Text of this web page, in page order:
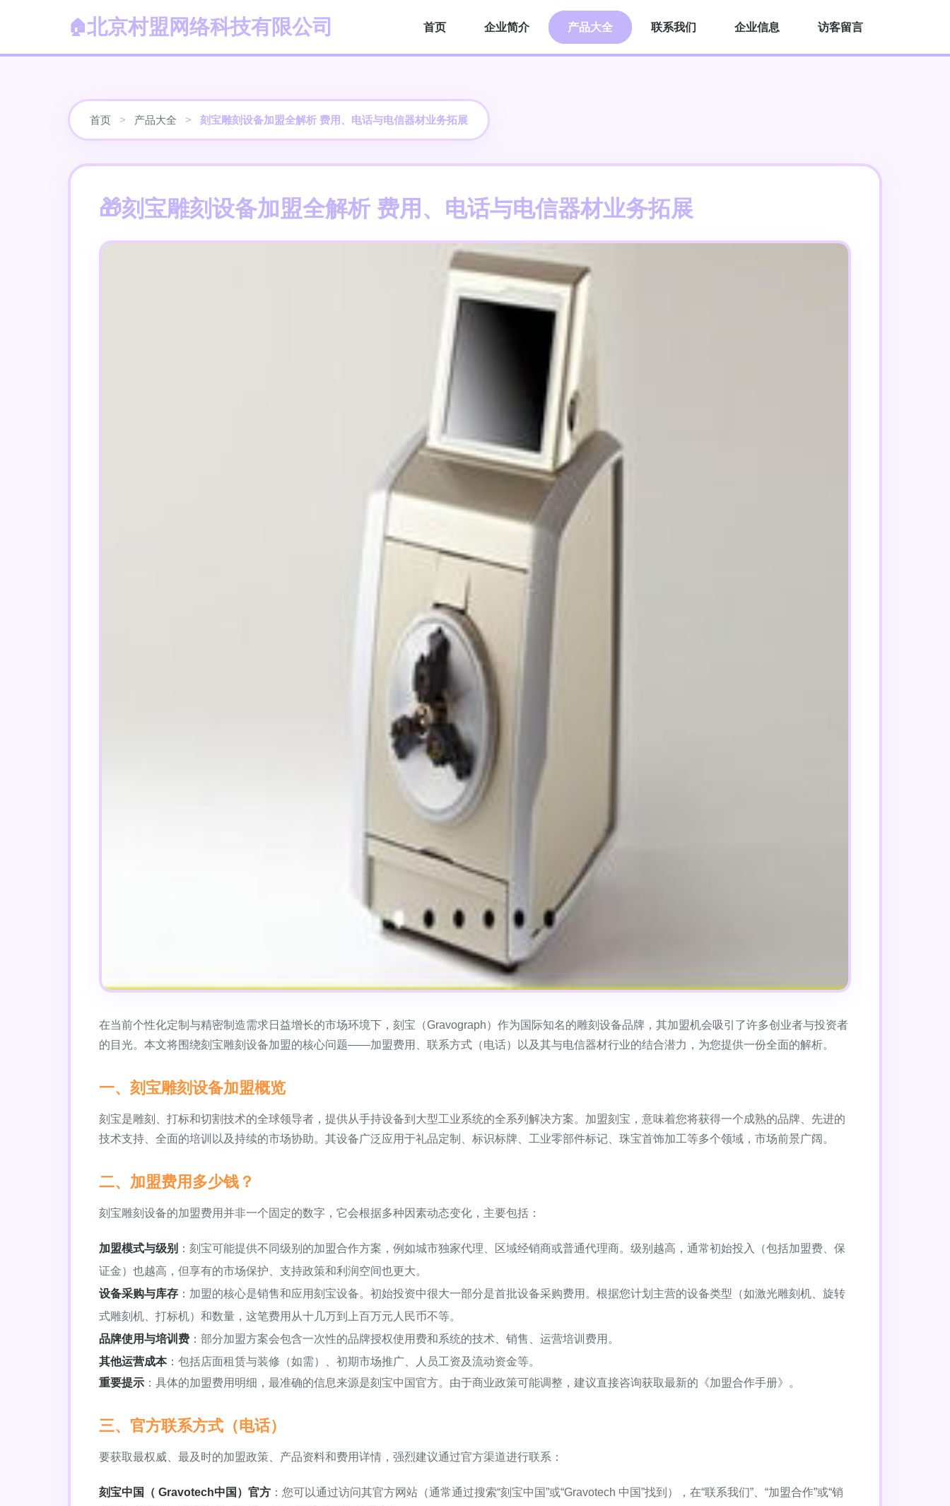
北京村盟网络科技有限公司 首页 企业简介 产品大全 联系我们 企业信息 访客留言
首页 > 产品大全 > 刻宝雕刻设备加盟全解析 费用、电话与电信器材业务拓展
刻宝雕刻设备加盟全解析 费用、电话与电信器材业务拓展
在当前个性化定制与精密制造需求日益增长的市场环境下，刻宝（Gravograph）作为国际知名的雕刻设备品牌，其加盟机会吸引了许多创业者与投资者
的目光。本文将围绕刻宝雕刻设备加盟的核心问题——加盟费用、联系方式（电话）以及其与电信器材行业的结合潜力，为您提供一份全面的解析。
一、刻宝雕刻设备加盟概览
刻宝是雕刻、打标和切割技术的全球领导者，提供从手持设备到大型工业系统的全系列解决方案。加盟刻宝，意味着您将获得一个成熟的品牌、先进的
技术支持、全面的培训以及持续的市场协助。其设备广泛应用于礼品定制、标识标牌、工业零部件标记、珠宝首饰加工等多个领域，市场前景广阔。
二、加盟费用多少钱？
刻宝雕刻设备的加盟费用并非一个固定的数字，它会根据多种因素动态变化，主要包括：
加盟模式与级别 ：刻宝可能提供不同级别的加盟合作方案，例如城市独家代理、区域经销商或普通代理商。级别越高，通常初始投入（包括加盟费、保
证金）也越高，但享有的市场保护、支持政策和利润空间也更大。
设备采购与库存 ：加盟的核心是销售和应用刻宝设备。初始投资中很大一部分是首批设备采购费用。根据您计划主营的设备类型（如激光雕刻机、旋转
式雕刻机、打标机）和数量，这笔费用从十几万到上百万元人民币不等。
品牌使用与培训费 ：部分加盟方案会包含一次性的品牌授权使用费和系统的技术、销售、运营培训费用。
其他运营成本：包括店面租赁与装修（如需）、初期市场推广、人员工资及流动资金等。
重要提示 ：具体的加盟费用明细，最准确的信息来源是刻宝中国官方。由于商业政策可能调整，建议直接咨询获取最新的《加盟合作手册》。
三、官方联系方式（电话）
要获取最权威、最及时的加盟政策、产品资料和费用详情，强烈建议通过官方渠道进行联系：
刻宝中国（ Gravotech中国）官方 ：您可以通过访问其官方网站（通常通过搜索“刻宝中国”或“Gravotech 中国”找到），在“联系我们”、“加盟合作”或“销